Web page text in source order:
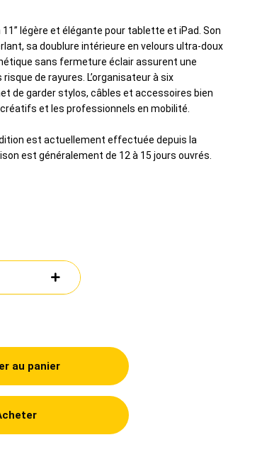
légère et élégante pour tablette et iPad. Son
sa doublure intérieure en velours ultra-doux
sans fermeture éclair assurent une
de rayures. L’organisateur à six
de garder stylos, câbles et accessoires bien
et les professionnels en mobilité.
est actuellement effectuée depuis la
est généralement de 12 à 15 jours ouvrés.
au panier